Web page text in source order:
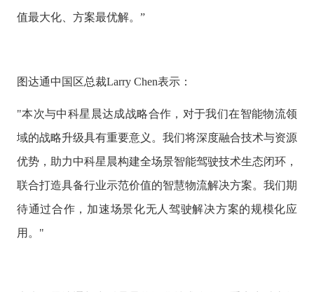
值最大化、方案最优解。”
图达通中国区总裁Larry Chen表示：
"本次与中科星晨达成战略合作，对于我们在智能物流领
域的战略升级具有重要意义。我们将深度融合技术与资源
优势，助力中科星晨构建全场景智能驾驶技术生态闭环，
联合打造具备行业示范价值的智慧物流解决方案。我们期
待通过合作，加速场景化无人驾驶解决方案的规模化应
用。"